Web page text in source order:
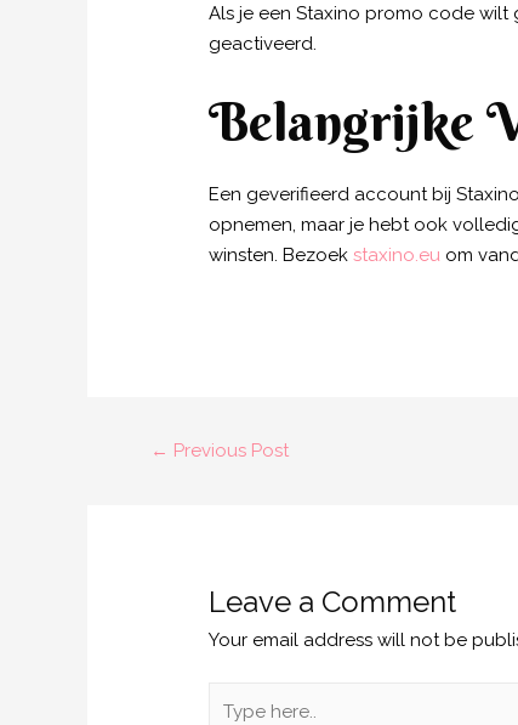
Als je een Staxino promo code
geactiveerd.
Belangrijke
Een geverifieerd account bij
opnemen, maar je hebt ook
winsten. Bezoekstaxino.eu om
← Previous Post
Leave a Comment
Your email address will not be